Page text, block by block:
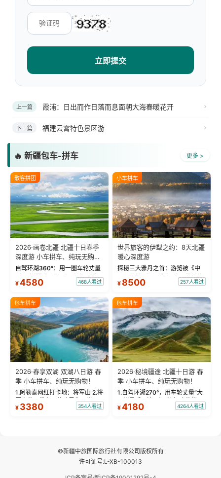
立即提交
上一篇 霞浦：日出而作日落而息面朝大海春暖花开
下一篇 福建云霄特色景区游
🔥 新疆包车-拼车 更多 >
散客拼团
2026·画卷北疆 北疆十日春季
深度游 小车拼车、纯玩无购
物！
自驾环湖360°：用一圈车轮丈量
“大西洋最后一滴眼泪”的极致蔚
蓝。 赛湖旅拍：甄选多款风格服
绝美瞬间。 赛湖坦克300跟车视
频：专业摄影师...
¥4580 468人看过
小车拼车
世界旅客的伊犁之约：8天北疆
暖心深度游
探秘三大雅丹之首：游览被《中
国国家地理》评选为“中国最美的
三大雅丹”第一名的克拉玛依魔鬼
瓦人最大村落——禾木村，欣赏
晨雾与小木...
¥ 8500 257人看过
包车拼车
2026·春享双湖 双湖八日游 春
季 小车拼车、纯玩无购物！
1.阿勒泰网红打卡地：将军山 2.将
军山落日缆车，体验雪都风光 3.
将军山，夕阳派对，蹦迪party 4.
¥ 3380 354人看过
包车拼车
2026·秘境疆途 北疆十日游 春
季 小车拼车、纯玩无购物！
1.自驾环湖270°，用车轮丈量“大
西洋最后一滴眼泪”的极致蔚蓝，
让雪山、花海与深邃湖水在转弯
¥4180 4264人看过
©新疆中旅国际旅行社有限公司版权所有
许可证号:L-XB-100013